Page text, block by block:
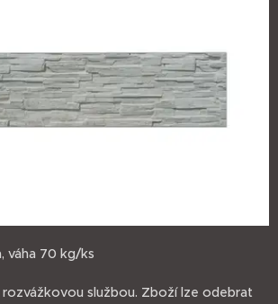
váha 70 kg/ks
službou. Zboží lze odebrat